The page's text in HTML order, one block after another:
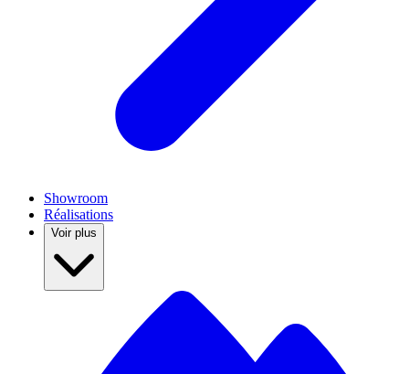
Showroom
Réalisations
Voir plus